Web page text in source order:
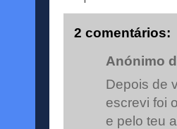
2 comentários:
Anónimo
Depois de
escrevi foi
e pelo teu